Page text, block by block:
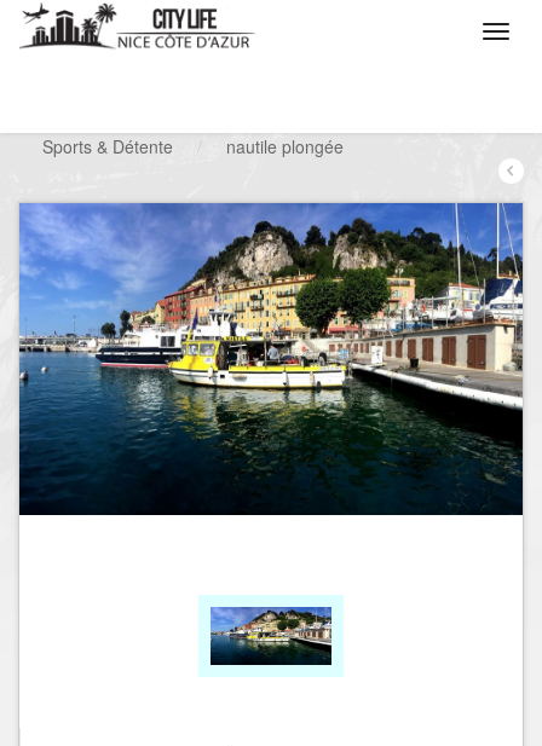
Sports & Détente
/ nautile plongée